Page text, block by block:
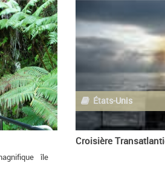
île
États-Unis